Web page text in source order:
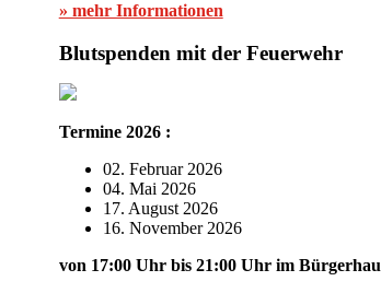
» mehr Informationen
Blutspenden mit der Feuerwehr
Termine 2026 :
02. Februar 2026
04. Mai 2026
17. August 2026
16. November 2026
von 17:00 Uhr bis 21:00 Uhr im